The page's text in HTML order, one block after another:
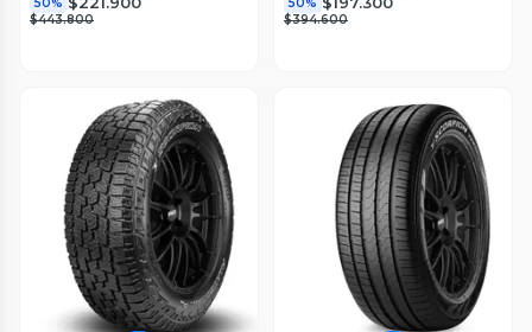
$443.800 $394.600